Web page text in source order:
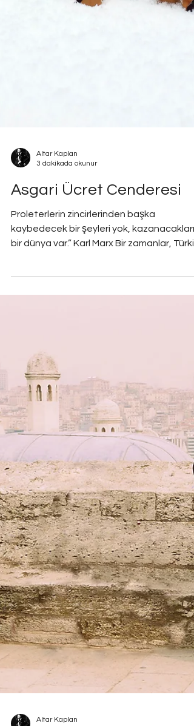
Altar Kaplan
Proleterlerin zincirlerinden başka
kaybedecek bir şeyleri yok, kazanacakları
bir dünya var.” Karl Marx Bir zamanlar,
ekonomik bir...